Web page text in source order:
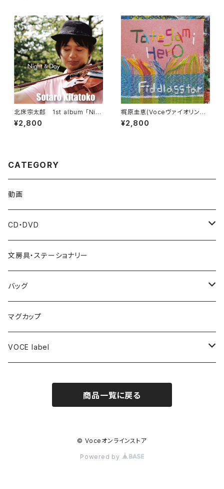
北床宗太郎 1st album 「Nig
ht & Day」
¥2,800
梶原圭恵(Voceヴァイオリン講
師) CD 『Tategami Hero』Fid
dlasstar
¥2,800
CATEGORY
動画
CD・DVD
梶原圭恵(Voce ヴァイオリン講師)
廣瀬史佳(Voce ヴォーカル講師)
北床宗太郎(Voceアーティストヴァイオリン奏者)
文房具・ステーショナリー
バッグ
トートバッグ
マグカップ
VOCE label
商品一覧に戻る
© Voceオンラインストア
Powered by